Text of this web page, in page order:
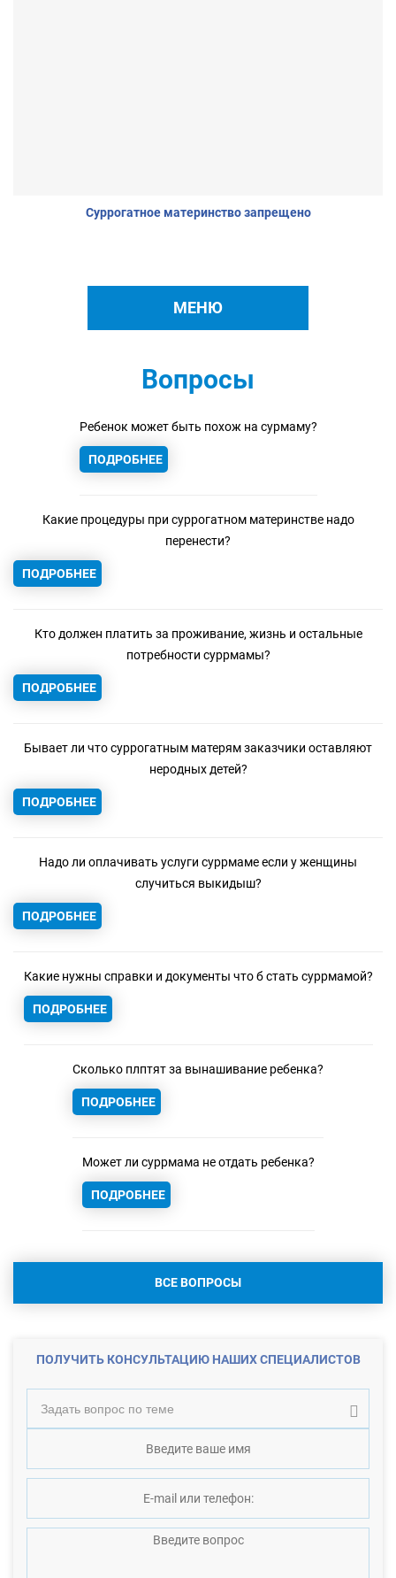
Суррогатное материнство запрещено
МЕНЮ
Вопросы
Ребенок может быть похож на сурмаму?
ПОДРОБНЕЕ
Какие процедуры при суррогатном материнстве надо
перенести?
ПОДРОБНЕЕ
Кто должен платить за проживание, жизнь и остальные
потребности суррмамы?
ПОДРОБНЕЕ
Бывает ли что суррогатным матерям заказчики оставляют
неродных детей?
ПОДРОБНЕЕ
Надо ли оплачивать услуги суррмаме если у женщины
случиться выкидыш?
ПОДРОБНЕЕ
Какие нужны справки и документы что б стать суррмамой?
ПОДРОБНЕЕ
Сколько плптят за вынашивание ребенка?
ПОДРОБНЕЕ
Может ли суррмама не отдать ребенка?
ПОДРОБНЕЕ
ВСЕ ВОПРОСЫ
ПОЛУЧИТЬ КОНСУЛЬТАЦИЮ НАШИХ СПЕЦИАЛИСТОВ
Задать вопрос по теме